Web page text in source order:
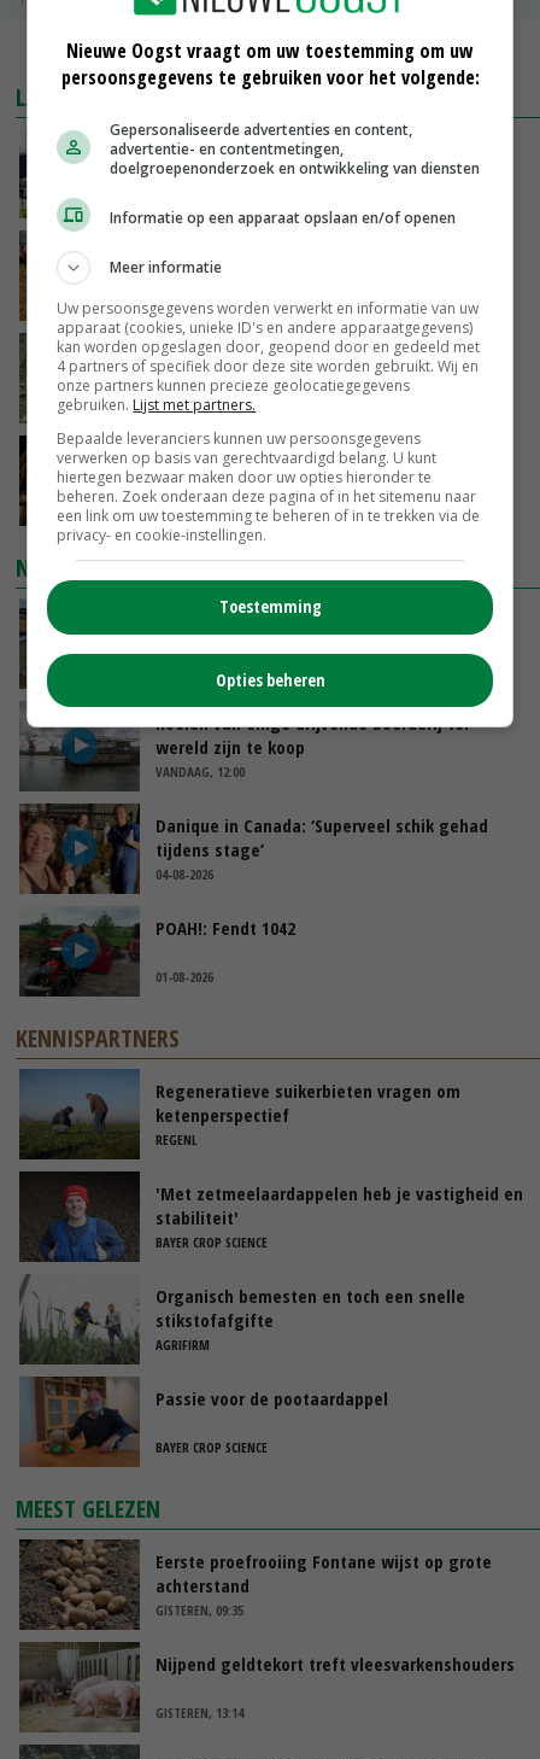
MEER MARKTPRIJZEN
LAATSTE NIEUWS
Gemiddelde Europese melkprijs daalt licht in
juni
varkensvleesketen
Emmeloord noteert eerste zaaiuien op
maximaal 20 euro
VANDAAG, 14:59
Spontane boerenacties in Twente en
Apeldoorn zetten de trend
VANDAAG, 14:48
NIEUWSTE VIDEO'S
Droogte veroorzaakt steeds meer problemen:
Koeien van enige drijvende boerderij ter
wereld zijn te koop
VANDAAG, 12:00
Danique in Canada: ‘Superveel schik gehad
tijdens stage’
04-08-2026
POAH!: Fendt 1042
01-08-2026
KENNISPARTNERS
Regeneratieve suikerbieten vragen om
ketenperspectief
REGENL
'Met zetmeelaardappelen heb je vastigheid en
stabiliteit'
BAYER CROP SCIENCE
Organisch bemesten en toch een snelle
stikstofafgifte
AGRIFIRM
Passie voor de pootaardappel
BAYER CROP SCIENCE
MEEST GELEZEN
Eerste proefrooiing Fontane wijst op grote
achterstand
GISTEREN, 09:35
Nijpend geldtekort treft vleesvarkenshouders
GISTEREN, 13:14
Nieuwe Oogst vraagt om uw toestemming om uw
persoonsgegevens te gebruiken voor het volgende:
Gepersonaliseerde advertenties en content,
advertentie- en contentmetingen,
doelgroepenonderzoek en ontwikkeling van diensten
Informatie op een apparaat opslaan en/of openen
Meer informatie
Uw persoonsgegevens worden verwerkt en informatie van uw
apparaat (cookies, unieke ID's en andere apparaatgegevens)
kan worden opgeslagen door, geopend door en gedeeld met
4 partners of specifiek door deze site worden gebruikt. Wij en
onze partners kunnen precieze geolocatiegegevens
gebruiken. Lijst met partners.
Bepaalde leveranciers kunnen uw persoonsgegevens
verwerken op basis van gerechtvaardigd belang. U kunt
hiertegen bezwaar maken door uw opties hieronder te
beheren. Zoek onderaan deze pagina of in het sitemenu naar
een link om uw toestemming te beheren of in te trekken via de
privacy- en cookie-instellingen.
Toestemming
Opties beheren